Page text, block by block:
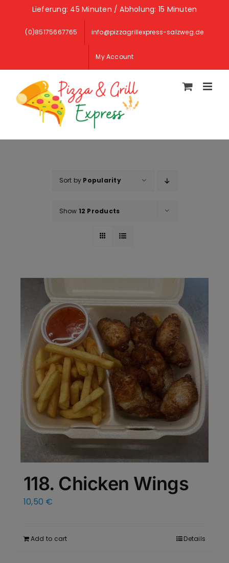
content
Lieferung: 45 Minuten / Abholung: 15 Minuten
(0)85175667765 info@pizzagrillexpress-salzweg.de
My Account
Sort by Popularity
Show 12 Products
118. Chicken Wings
10,50 €
Add to cart Details